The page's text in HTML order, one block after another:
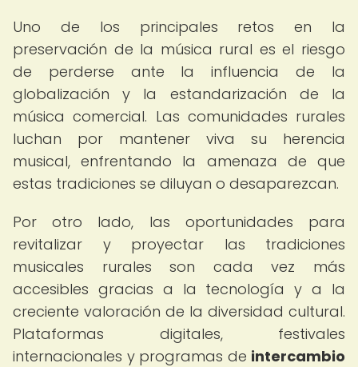
Uno de los principales retos en la
preservación de la música rural es el riesgo
de perderse ante la influencia de la
globalización y la estandarización de la
música comercial. Las comunidades rurales
luchan por mantener viva su herencia
musical, enfrentando la amenaza de que
estas tradiciones se diluyan o desaparezcan.
Por otro lado, las oportunidades para
revitalizar y proyectar las tradiciones
musicales rurales son cada vez más
accesibles gracias a la tecnología y a la
creciente valoración de la diversidad cultural.
Plataformas digitales, festivales
internacionales y programas de intercambio